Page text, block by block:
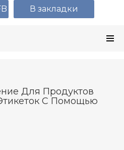
Для Продуктов
С Помощью
В закладки